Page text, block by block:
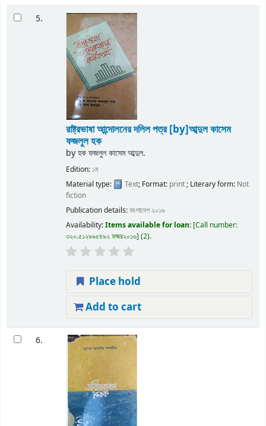
5.
রাষ্ট্রভাষা আন্দোলনের দলিল পত্র[by]আব্দুল কাসেম
ফজলুল হক
byহক ফজলুল কাসেম আব্দুল.
Edition: ১ম
Material type:
Text; Format: print; Literary form: Not
fiction
Publication details:বাংলাদেশ ২০১৬
Availability:Items available for loan: Call number:
৩২০.৫১২৯৯৫৪৯২ ফজর২০১৬ (2).
Place hold
Add to cart
6.